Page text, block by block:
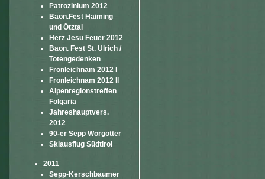
Patrozinium 2012
Baon.Fest Haiming
und Ötztal
Herz Jesu Feuer 2012
Baon. Fest St. Ulrich /
Totengedenken
Fronleichnam 2012 I
Fronleichnam 2012 II
Alpenregionstreffen
Folgaria
Jahreshauptvers.
2012
90-er Sepp Wörgötter
Skiausflug Südtirol
2011
Sepp-Kerschbaumer